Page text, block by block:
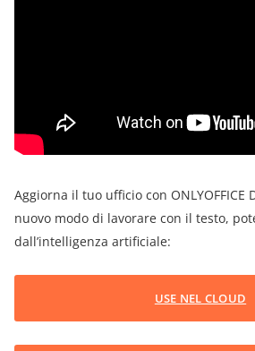
Aggiorna il tuo ufficio con ONLYOFFICE
nuovo modo di lavorare con il testo,
dall’intelligenza artificiale:
USE NEL CLOUD